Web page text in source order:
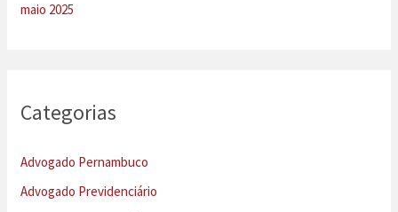
maio 2025
Categorias
Advogado Pernambuco
Advogado Previdenciário